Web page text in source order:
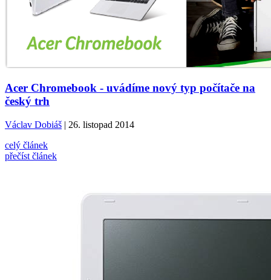
Acer Chromebook - uvádíme nový typ počítače na
český trh
Václav Dobiáš| 26. listopad 2014
celý článek
přečíst článek